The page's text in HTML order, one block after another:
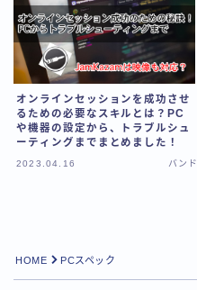
オンラインセッションを成功させ
るための必要なスキルとは？PC
や機器の設定から、トラブルシュ
ーティングまでまとめました！
2023.04.16 バンド
HOME PCスペック